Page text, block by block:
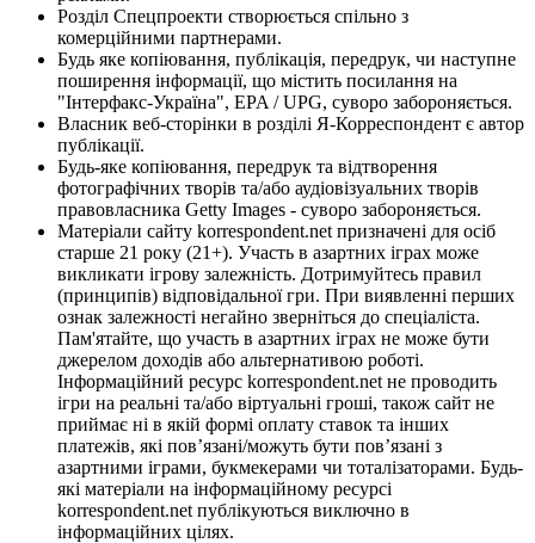
Розділ Спецпроекти створюється спільно з
комерційними партнерами.
Будь яке копіювання, публікація, передрук, чи наступне
поширення інформації, що містить посилання на
"Інтерфакс-Україна", EPA / UPG, суворо забороняється.
Власник веб-сторінки в розділі Я-Корреспондент є автор
публікації.
Будь-яке копіювання, передрук та відтворення
фотографічних творів та/або аудіовізуальних творів
правовласника Getty Images - суворо забороняється.
Матеріали сайту korrespondent.net призначені для осіб
старше 21 року (21+). Участь в азартних іграх може
викликати ігрову залежність. Дотримуйтесь правил
(принципів) відповідальної гри. При виявленні перших
ознак залежності негайно зверніться до спеціаліста.
Пам'ятайте, що участь в азартних іграх не може бути
джерелом доходів або альтернативою роботі.
Інформаційний ресурс korrespondent.net не проводить
ігри на реальні та/або віртуальні гроші, також сайт не
приймає ні в якій формі оплату ставок та інших
платежів, які пов’язані/можуть бути пов’язані з
азартними іграми, букмекерами чи тоталізаторами. Будь-
які матеріали на інформаційному ресурсі
korrespondent.net публікуються виключно в
інформаційних цілях.